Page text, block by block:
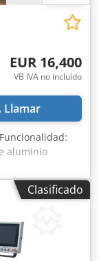
EUR 16,400
VB IVA no incluído
Llamar
aluminio
de acero
se puede
disco de
tope angular
15°, 22,5°,
de velocidad
de la sierra).
Clasificado